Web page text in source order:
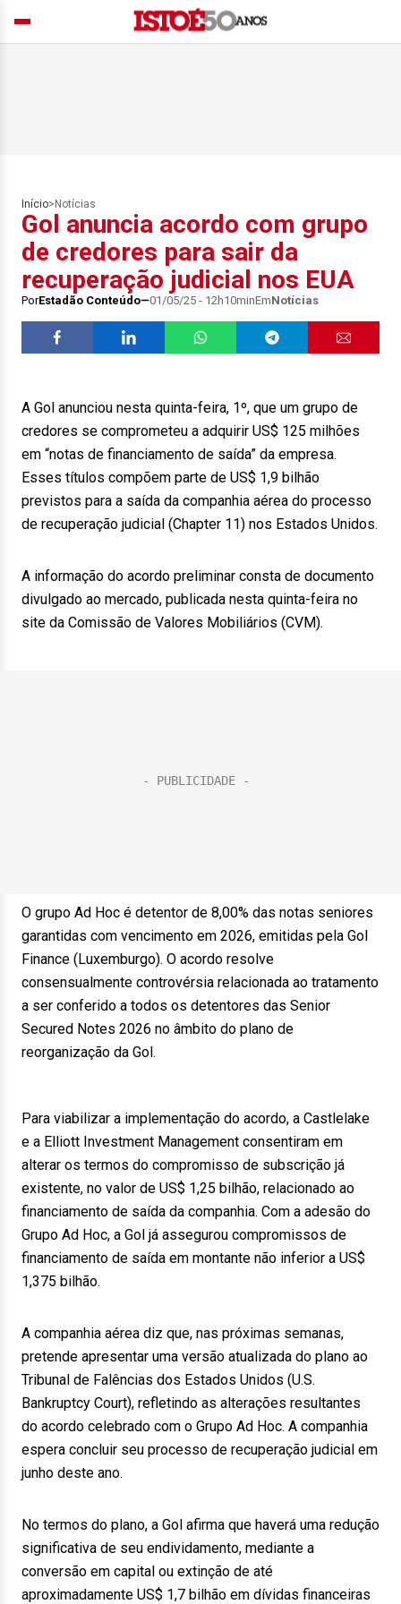
Início> Notícias
Gol anuncia acordo com grupo
de credores para sair da
recuperação judicial nos EUA
PorEstadão Conteúdo 01/05/25 - 12h10minEmNotícias
A Gol anunciou nesta quinta-feira, 1º, que um grupo de
credores se comprometeu a adquirir US$ 125 milhões
em “notas de financiamento de saída” da empresa.
Esses títulos compõem parte de US$ 1,9 bilhão
previstos para a saída da companhia aérea do processo
de recuperação judicial (Chapter 11) nos Estados Unidos.
A informação do acordo preliminar consta de documento
divulgado ao mercado, publicada nesta quinta-feira no
site da Comissão de Valores Mobiliários (CVM).
O grupo Ad Hoc é detentor de 8,00% das notas seniores
garantidas com vencimento em 2026, emitidas pela Gol
Finance (Luxemburgo). O acordo resolve
consensualmente controvérsia relacionada ao tratamento
a ser conferido a todos os detentores das Senior
Secured Notes 2026 no âmbito do plano de
reorganização da Gol.
Para viabilizar a implementação do acordo, a Castlelake
e a Elliott Investment Management consentiram em
alterar os termos do compromisso de subscrição já
existente, no valor de US$ 1,25 bilhão, relacionado ao
financiamento de saída da companhia. Com a adesão do
Grupo Ad Hoc, a Gol já assegurou compromissos de
financiamento de saída em montante não inferior a US$
1,375 bilhão.
A companhia aérea diz que, nas próximas semanas,
pretende apresentar uma versão atualizada do plano ao
Tribunal de Falências dos Estados Unidos (U.S.
Bankruptcy Court), refletindo as alterações resultantes
do acordo celebrado com o Grupo Ad Hoc. A companhia
espera concluir seu processo de recuperação judicial em
junho deste ano.
No termos do plano, a Gol afirma que haverá uma redução
significativa de seu endividamento, mediante a
conversão em capital ou extinção de até
aproximadamente US$ 1,7 bilhão em dívidas financeiras